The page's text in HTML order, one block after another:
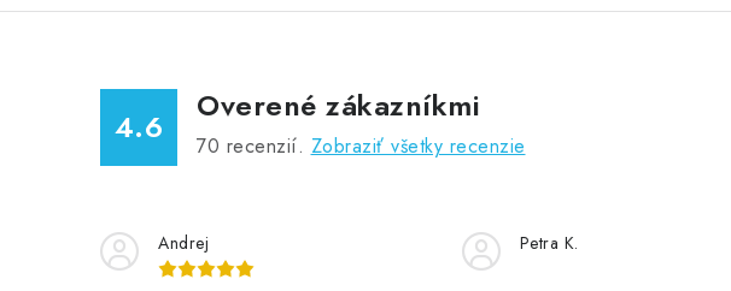
4.6
Overené zákazníkmi
70 recenzií. Zobraziť všetky recenzie
Andrej Petra K.